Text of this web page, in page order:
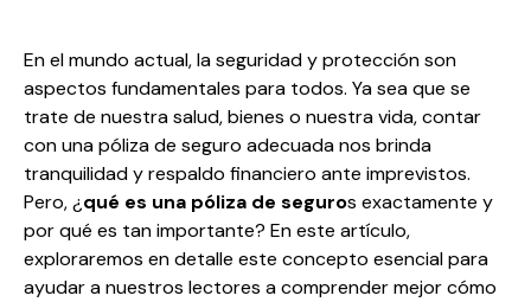
En el mundo actual, la seguridad y protección son
aspectos fundamentales para todos. Ya sea que se
trate de nuestra salud, bienes o nuestra vida, contar
con una póliza de seguro adecuada nos brinda
tranquilidad y respaldo financiero ante imprevistos.
Pero, ¿qué es una póliza de seguros exactamente y
por qué es tan importante? En este artículo,
exploraremos en detalle este concepto esencial para
ayudar a nuestros lectores a comprender mejor cómo